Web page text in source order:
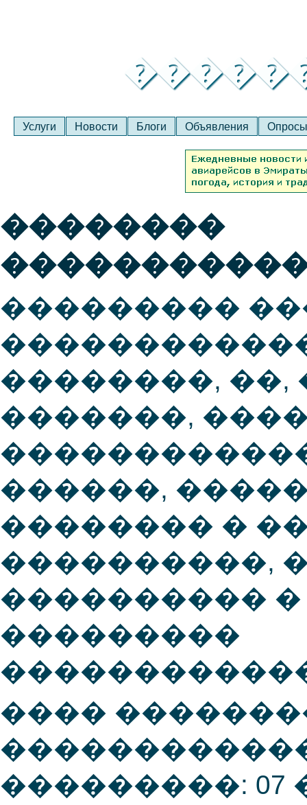
Услуги Новости Блоги Объявления Опросы
��������
���������
��������, ��,
�������,
������,
�������� �
����������,
����������
���������
����
���������: 07